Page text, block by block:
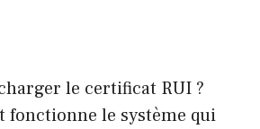
le certificat RUI ?
fonctionne le système qui